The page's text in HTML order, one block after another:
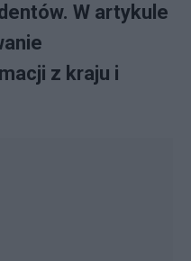
W artykule
z kraju i